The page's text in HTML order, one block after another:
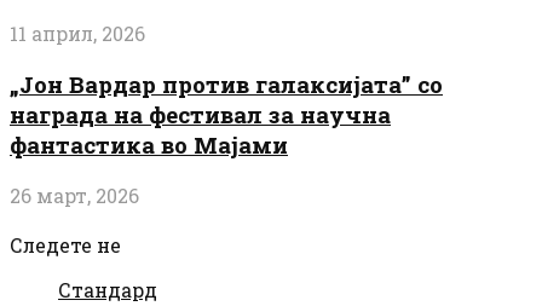
11 април, 2026
„Јон Вардар против галаксијата” со
награда на фестивал за научна
фантастика во Мајами
26 март, 2026
Следете не
Стандард